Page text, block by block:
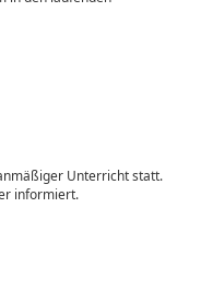
Unterricht statt.
informiert.